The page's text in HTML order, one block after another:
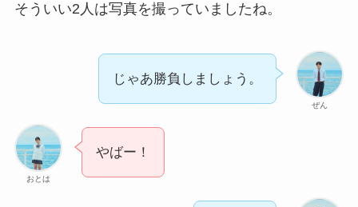
そういい2人は写真を撮っていましたね。
ぜん
じゃあ勝負しましょう。
おとは
やばー！